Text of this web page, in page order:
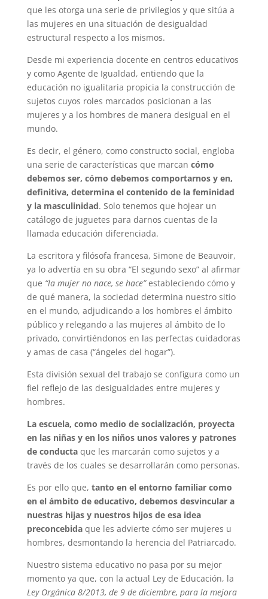
que les otorga una serie de privilegios y que sitúa a
las mujeres en una situación de desigualdad
estructural respecto a los mismos.
Desde mi experiencia docente en centros educativos
y como Agente de Igualdad, entiendo que la
educación no igualitaria propicia la construcción de
sujetos cuyos roles marcados posicionan a las
mujeres y a los hombres de manera desigual en el
mundo.
Es decir, el género, como constructo social, engloba
una serie de características que marcan cómo
debemos ser, cómo debemos comportarnos y en,
definitiva, determina el contenido de la feminidad
y la masculinidad. Solo tenemos que hojear un
catálogo de juguetes para darnos cuentas de la
llamada educación diferenciada.
La escritora y filósofa francesa, Simone de Beauvoir,
ya lo advertía en su obra “El segundo sexo” al afirmar
que “la mujer no nace, se hace”estableciendo cómo y
de qué manera, la sociedad determina nuestro sitio
en el mundo, adjudicando a los hombres el ámbito
público y relegando a las mujeres al ámbito de lo
privado, convirtiéndonos en las perfectas cuidadoras
y amas de casa (“ángeles del hogar”).
Esta división sexual del trabajo se configura como un
fiel reflejo de las desigualdades entre mujeres y
hombres.
La escuela, como medio de socialización, proyecta
en las niñas y en los niños unos valores y patrones
de conductaque les marcarán como sujetos y a
través de los cuales se desarrollarán como personas.
Es por ello que, tanto en el entorno familiar como
en el ámbito de educativo, debemos desvincular a
nuestras hijas y nuestros hijos de esa idea
preconcebidaque les advierte cómo ser mujeres u
hombres, desmontando la herencia del Patriarcado.
Nuestro sistema educativo no pasa por su mejor
momento ya que, con la actual Ley de Educación, la
Ley Orgánica 8/2013, de 9 de diciembre, para la mejora